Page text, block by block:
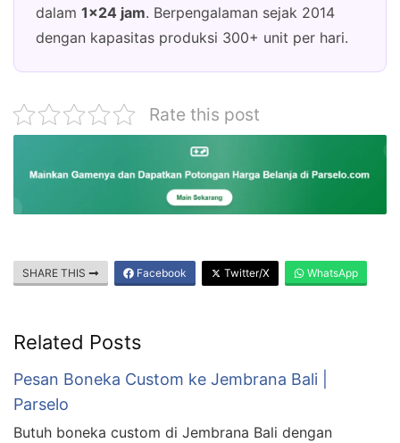
dalam 1×24 jam. Berpengalaman sejak 2014
dengan kapasitas produksi 300+ unit per hari.
Rate this post
SHARE THIS Facebook Twitter/X WhatsApp
Related Posts
Pesan Boneka Custom ke Jembrana Bali |
Parselo
Butuh boneka custom di Jembrana Bali dengan